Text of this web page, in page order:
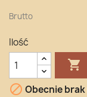
Brutto
Ilość

 Obecnie